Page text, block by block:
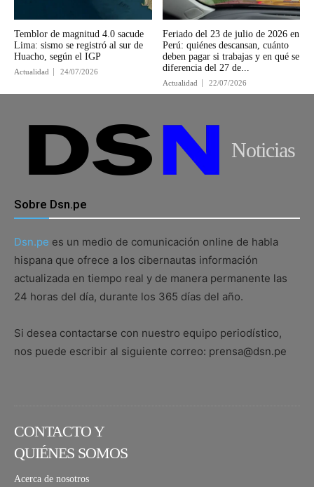
Temblor de magnitud 4.0 sacude
Lima: sismo se registró al sur de
Huacho, según el IGP
Actualidad 24/07/2026
Feriado del 23 de julio de 2026 en
Perú: quiénes descansan, cuánto
deben pagar si trabajas y en qué se
diferencia del 27 de...
Actualidad 22/07/2026
Noticias
Sobre Dsn.pe
Dsn.pe es un medio de comunicación online de habla
hispana que ofrece a los cibernautas información
actualizada en tiempo real y de manera permanente las
24 horas del día, durante los 365 días del año.
Si desea contactarse con nuestro equipo periodístico,
nos puede escribir al siguiente correo: prensa@dsn.pe
CONTACTO Y
QUIÉNES SOMOS
Acerca de nosotros